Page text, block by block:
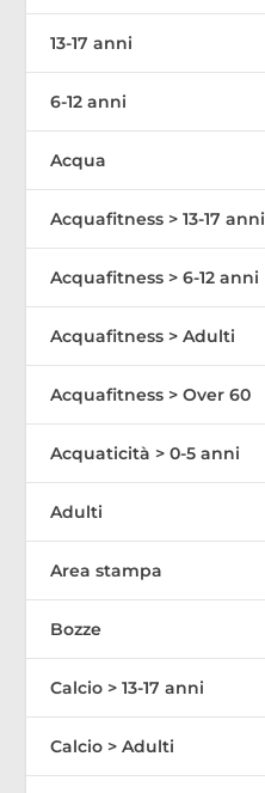
13-17 anni
6-12 anni
Acqua
Acquafitness > 13-17 anni
Acquafitness > 6-12 anni
Acquafitness > Adulti
Acquafitness > Over 60
Acquaticità > 0-5 anni
Adulti
Area stampa
Bozze
Calcio > 13-17 anni
Calcio > Adulti